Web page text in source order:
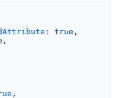
: true ,
,
,